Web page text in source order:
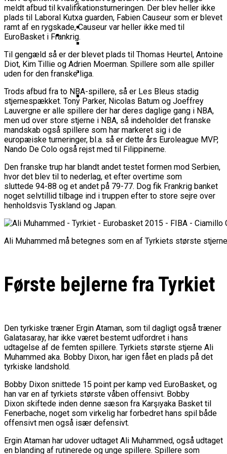
Bakken Bears Åbner FIBA Europe
Cup Med Smalt Nederlag
Imponerede Stort I Debut I Youth
Champions League
Bakken Bears Skuffede Og
Misser Champions League-
Gruppespil
Basketball Champions League
Danske Tobias Jensen Fik
Spilletid I Testkamp Mod
Portland Trail Blazers
Danske Tobias Jensen Skal Møde
Portland Trail Blazers I NBA-
Kamp
Vanvittigt Overtidsdrama Mod
USA
Basketball-OL 2024: Se
Kalender
Medie: Lebron James Vil Stå I
Spidsen For USA Ved OL 2024
Basketligaen
Medlemstal I Dansk Basket Boomer:
Fremgang For 12. År I Træk
meldt afbud til kvalifikationsturneringen. Der blev heller ikke
plads til Laboral Kutxa guarden, Fabien Causeur som er blevet
ramt af en rygskade, Causeur var heller ikke med til
EuroBasket i Frankrig.
Til gengæld så er der blevet plads til Thomas Heurtel, Antoine
Diot, Kim Tillie og Adrien Moerman. Spillere som alle spiller
uden for den franske liga.
Trods afbud fra to NBA-spillere, så er Les Bleus stadig
stjernespækket. Tony Parker, Nicolas Batum og Joeffrey
Lauvergne er alle spillere der har deres daglige gang i NBA,
men ud over store stjerne i NBA, så indeholder det franske
mandskab også spillere som har markeret sig i de
europæiske turneringer, bl.a. så er dette års Euroleague MVP,
Nando De Colo også rejst med til Filippinerne.
Den franske trup har blandt andet testet formen mod Serbien,
hvor det blev til to nederlag, et efter overtime som
sluttede 94-88 og et andet på 79-77. Dog fik Frankrig banket
noget selvtillid tilbage ind i truppen efter to store sejre over
henholdsvis Tyskland og Japan.
Ali Muhammed må betegnes som en af Tyrkiets største
Første bejlerne fra Tyrkiet
Den tyrkiske træner Ergin Ataman, som til dagligt også træner
Galatasaray, har ikke været bestemt udfordret i hans
udtagelse af de femten spillere. Tyrkiets største stjerne Ali
Muhammed aka. Bobby Dixon, har igen fået en plads på det
tyrkiske landshold.
Bobby Dixon snittede 15 point per kamp ved EuroBasket, og
han var en af tyrkiets største våben offensivt. Bobby
Dixon skiftede inden denne sæson fra Karşıyaka Basket til
Fenerbache, noget som virkelig har forbedret hans spil både
offensivt men også især defensivt.
Ergin Ataman har udover udtaget Ali Muhammed, også udtaget
en blanding af rutinerede og unge spillere. Spillere som